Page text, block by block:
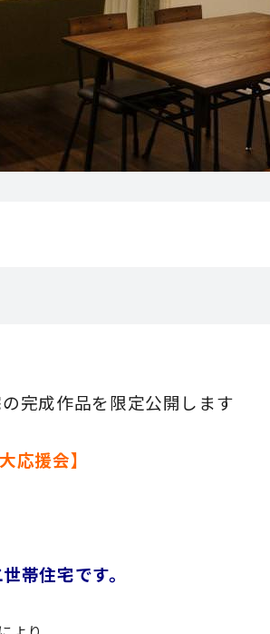
完成作品を限定公開します
応援会】
帯住宅です。